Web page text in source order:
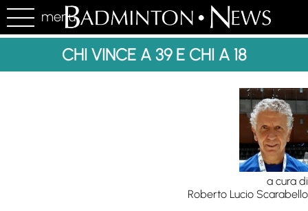
menu
CHI VINCE A 39 E CHI A 18
a cura di
Roberto Lucio Scarabello